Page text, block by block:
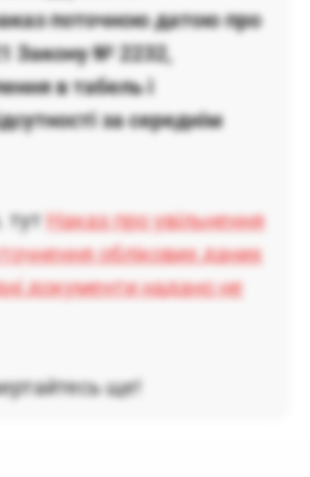
поточною датою про
Закону № 2232,
в табель і
за середнім
тут Наказ про увільнення
облікових даних
документи надано не
ще!